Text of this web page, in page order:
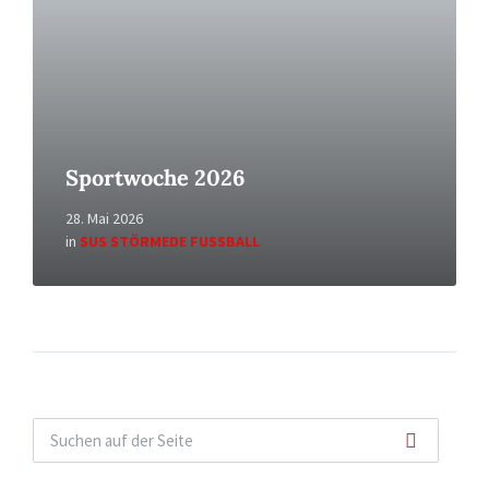
Sportwoche 2026
28. Mai 2026
in SUS STÖRMEDE FUSSBALL